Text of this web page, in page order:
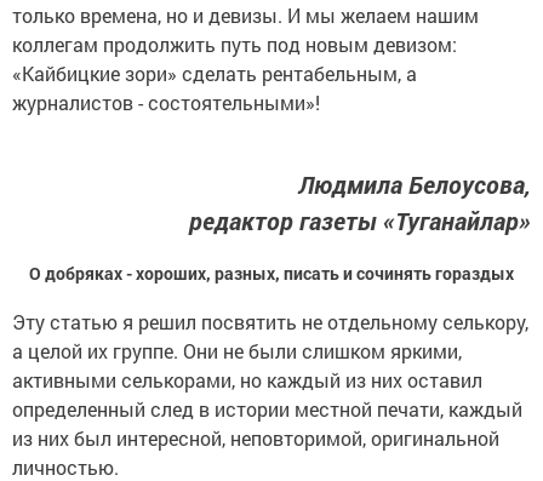
только времена, но и девизы. И мы желаем нашим
коллегам продолжить путь под новым девизом:
«Кайбицкие зори» сделать рентабельным, а
журналистов - состоятельными»!
Людмила Белоусова,
редактор газеты «Туганайлар»
О добряках - хороших, разных, писать и сочинять гораздых
Эту статью я решил посвятить не отдельному селькору,
а целой их группе. Они не были слишком яркими,
активными селькорами, но каждый из них оставил
определенный след в истории местной печати, каждый
из них был интересной, неповторимой, оригинальной
личностью.